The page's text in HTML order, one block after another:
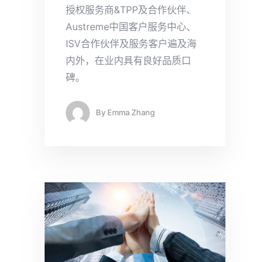
授权服务商&TPP及合作伙伴、
Austreme中国客户服务中心、
ISV合作伙伴及服务客户遍及海
内外，在业内具有良好品质口
碑。
By Emma Zhang